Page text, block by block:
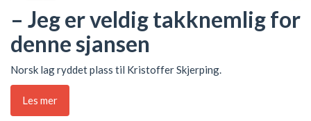
– Jeg er veldig takknemlig for
denne sjansen
Norsk lag ryddet plass til Kristoffer Skjerping.
Les mer